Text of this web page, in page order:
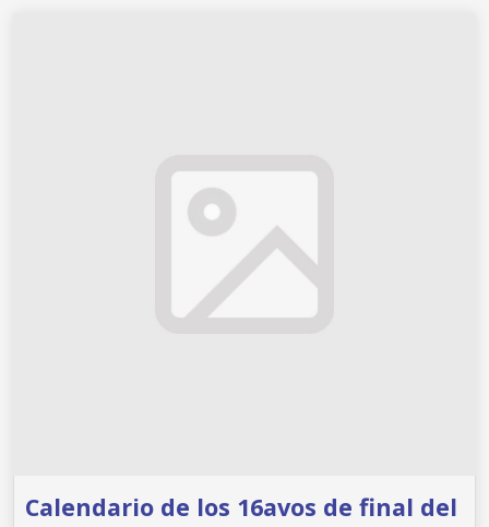
Calendario de los 16avos de final del